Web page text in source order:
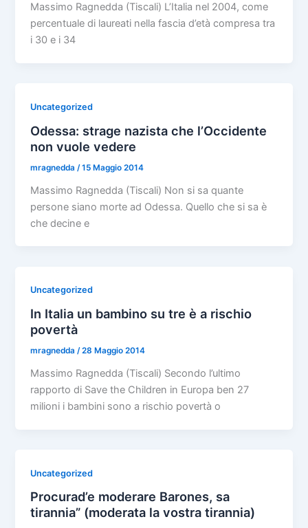
Massimo Ragnedda (Tiscali) L’Italia nel 2004, come
percentuale di laureati nella fascia d’età compresa tra
i 30 e i 34
Uncategorized
Odessa: strage nazista che l’Occidente
non vuole vedere
mragnedda /15 Maggio 2014
Massimo Ragnedda (Tiscali) Non si sa quante
persone siano morte ad Odessa. Quello che si sa è
che decine e
Uncategorized
In Italia un bambino su tre è a rischio
povertà
mragnedda/28 Maggio 2014
Massimo Ragnedda (Tiscali) Secondo l’ultimo
rapporto di Save the Children in Europa ben 27
milioni i bambini sono a rischio povertà o
Uncategorized
Procurad’e moderare Barones, sa
tirannia” (moderata la vostra tirannia)